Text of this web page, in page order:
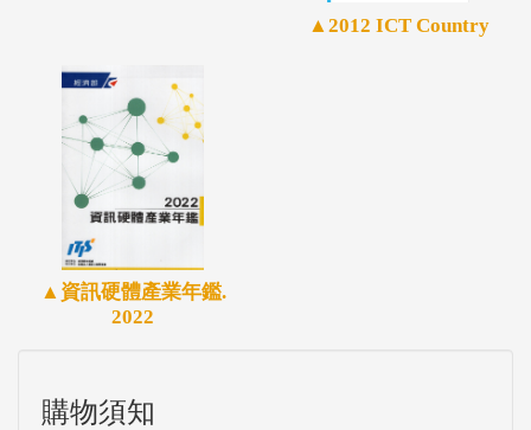
▲2012 ICT Country
▲資訊硬體產業年鑑.
2022
購物須知